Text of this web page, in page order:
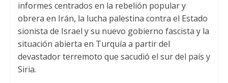
informes centrados en la rebelión popular y
obrera en Irán, la lucha palestina contra el Estado
sionista de Israel y su nuevo gobierno fascista y la
situación abierta en Turquía a partir del
devastador terremoto que sacudió el sur del país y
Siria.